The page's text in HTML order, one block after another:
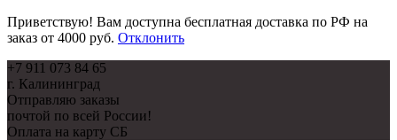
Приветствую! Вам доступна бесплатная доставка по РФ на
заказ от 4000 руб. Отклонить
Перейти
к
содержанию
+7 911 073 84 65
г. Калининград
Отправляю заказы
почтой по всей России!
Оплата на карту СБ